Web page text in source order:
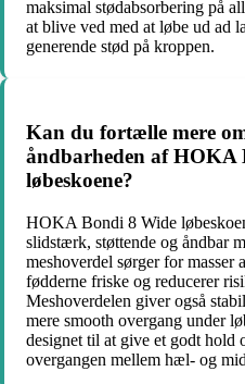
maksimal stødabsorbering på
at blive ved med at løbe ud ad
generende stød på kroppen.
Kan du fortælle mere
åndbarheden af HOKA
løbeskoene?
HOKA Bondi 8 Wide
slidstærk, støttende og åndbar
meshoverdel sørger for
fødderne friske og reducerer
Meshoverdelen giver også
mere smooth overgang under
designet til at give et godt hold
overgangen mellem hæl- og